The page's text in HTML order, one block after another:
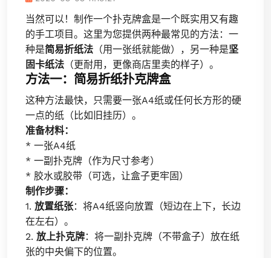
当然可以！制作一个扑克牌盒是一个既实用又有趣
的手工项目。这里为您提供两种最常见的方法：一
种是简易折纸法 （用一张纸就能做），另一种是坚
固卡纸法 （更耐用，更像商店里卖的样子）。
方法一：简易折纸扑克牌盒
这种方法最快，只需要一张A4纸或任何长方形的硬
一点的纸（比如旧挂历）。
准备材料：
* 一张A4纸
* 一副扑克牌（作为尺寸参考）
* 胶水或胶带（可选，让盒子更牢固）
制作步骤：
1. 放置纸张：将A4纸竖向放置（短边在上下，长边
在左右）。
2. 放上扑克牌：将一副扑克牌（不带盒子）放在纸
张的中央偏下的位置。